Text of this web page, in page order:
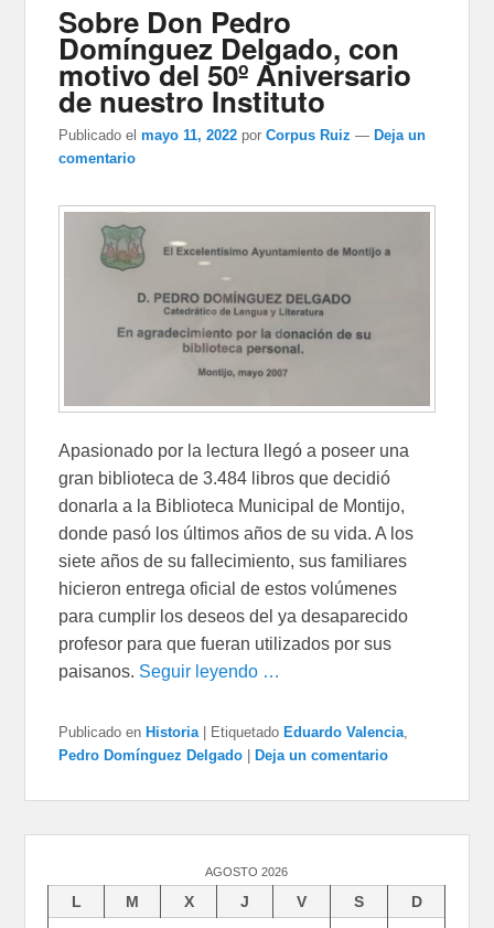
Sobre Don Pedro
Domínguez Delgado, con
motivo del 50º Aniversario
de nuestro Instituto
Publicado el mayo 11, 2022 porCorpus Ruiz — Deja un
comentario
Apasionado por la lectura llegó a poseer una
gran biblioteca de 3.484 libros que decidió
donarla a la Biblioteca Municipal de Montijo,
donde pasó los últimos años de su vida. A los
siete años de su fallecimiento, sus familiares
hicieron entrega oficial de estos volúmenes
para cumplir los deseos del ya desaparecido
profesor para que fueran utilizados por sus
paisanos. Seguir leyendo …
Publicado en Historia Etiquetado Eduardo Valencia,
Pedro Domínguez Delgado
Deja un comentario
AGOSTO 2026
L M X J V S
D